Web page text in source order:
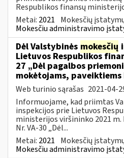
Respublikos finansų
Metai: 2021 Mokesčių
Mokesčiu administravimo
Dėl Valstybinės mokesčių
Lietuvos Respublikos
27 „Dėl pagalbos
mokėtojams,
Web turinio sąrašas 2021-04-
Informuojame, kad priimtas
inspekcijos prie Lietuvos
ministerijos viršininko 2021 m.
Nr. VA-30 „Dėl...
Metai: 2021 Mokesčių
Mokesčiu administravimo